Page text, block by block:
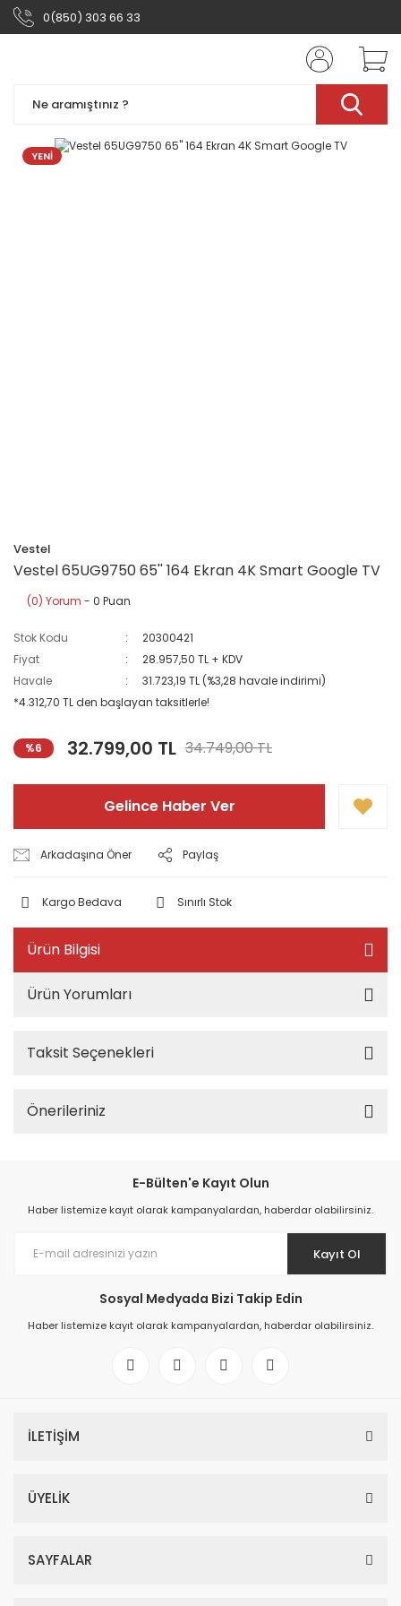
0(850) 303 66 33
YENİ
Vestel
Vestel 65UG9750 65'' 164 Ekran 4K Smart Google TV
(0) Yorum - 0 Puan
Stok Kodu
20300421
Fiyat
28.957,50 TL + KDV
Havale
31.723,19 TL (%3,28 havale indirimi)
*4.312,70 TL den başlayan taksitlerle!
%6 32.799,00 TL 34.749,00 TL
Gelince Haber Ver
Arkadaşına Öner Paylaş
Kargo Bedava Sınırlı Stok
Ürün Bilgisi
Ürün Yorumları
Taksit Seçenekleri
Önerileriniz
E-Bülten'e Kayıt Olun
Haber listemize kayıt olarak kampanyalardan, haberdar olabilirsiniz.
Kayıt Ol
Sosyal Medyada Bizi Takip Edin
Haber listemize kayıt olarak kampanyalardan, haberdar olabilirsiniz.
İLETİŞİM
ÜYELİK
SAYFALAR